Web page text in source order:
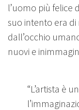
l’uomo più felice
suo intento era di
dall’occhio
nuovi e
“L’artista è